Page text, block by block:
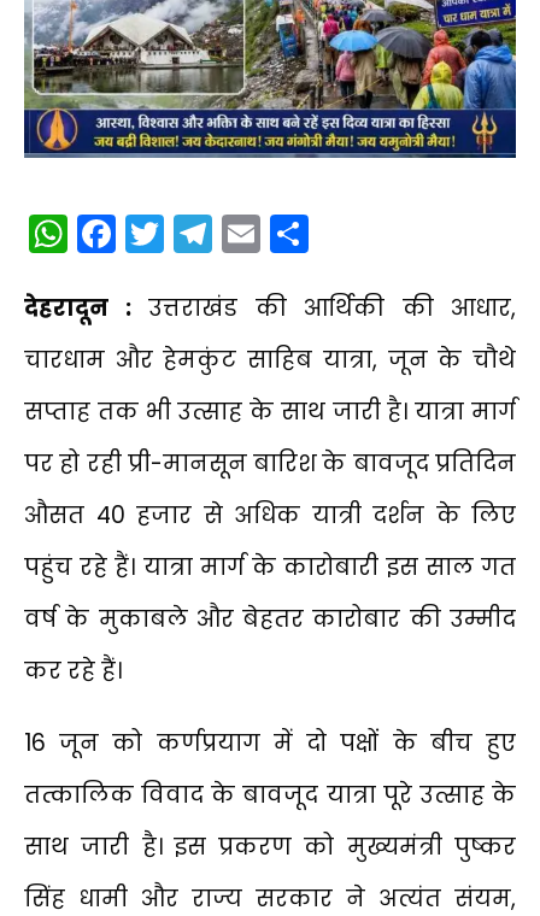
WhatsApp
Facebook
Twitter
Telegram
Email
देहरादून :उत्तराखंड की आर्थिकी की आधार,
चारधाम और हेमकुंट साहिब यात्रा, जून के चौथे
सप्ताह तक भी उत्साह के साथ जारी है। यात्रा मार्ग
पर हो रही प्री-मानसून बारिश के बावजूद प्रतिदिन
औसत 40 हजार से अधिक यात्री दर्शन के लिए
पहुंच रहे हैं। यात्रा मार्ग के कारोबारी इस साल गत
वर्ष के मुकाबले और बेहतर कारोबार की उम्मीद
कर रहे हैं।
16 जून को कर्णप्रयाग में दो पक्षों के बीच हुए
तत्कालिक विवाद के बावजूद यात्रा पूरे उत्साह के
साथ जारी है। इस प्रकरण को मुख्यमंत्री पुष्कर
सिंह धामी और राज्य सरकार ने अत्यंत संयम,